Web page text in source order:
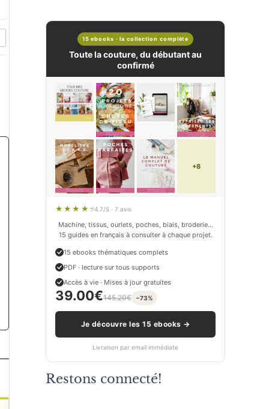
15 ebooks · la collection complète
Toute la couture, du débutant au
confirmé
+8
4.7/5 · 7 avis
Machine, tissus, ourlets, poches, biais, broderie…
15 guides en français à consulter à chaque projet.
15 ebooks thématiques complets
PDF · lecture sur tous supports
Accès à vie · Mises à jour gratuites
39.00€145.20€ −73%
Je découvre les 15 ebooks →
Livraison par email immédiate
Restons connecté!